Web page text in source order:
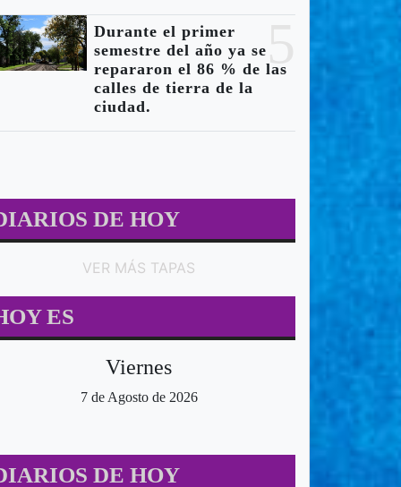
Durante el primer
semestre del año ya se
repararon el 86 % de las
calles de tierra de la
ciudad.
DE HOY
VER MÁS TAPAS
ES
Viernes
7 de Agosto de 2026
DE HOY